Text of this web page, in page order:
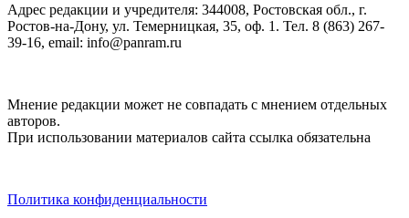
Адрес редакции и учредителя: 344008, Ростовская обл., г.
Ростов-на-Дону, ул. Темерницкая, 35, оф. 1. Тел. 8 (863) 267-
39-16, email: info@panram.ru
Мнение редакции может не совпадать с мнением отдельных
авторов.
При использовании материалов сайта ссылка обязательна
Политика конфиденциальности